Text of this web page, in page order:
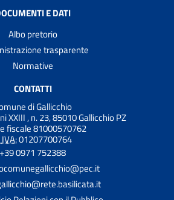
E DATI
Albo pretorio
trasparente
Normative
CONTATTI
di Gallicchio
XXIII , n. 23, 85010 Gallicchio PZ
fiscale 81000570762
IVA:01207700764
+39 0971 752388